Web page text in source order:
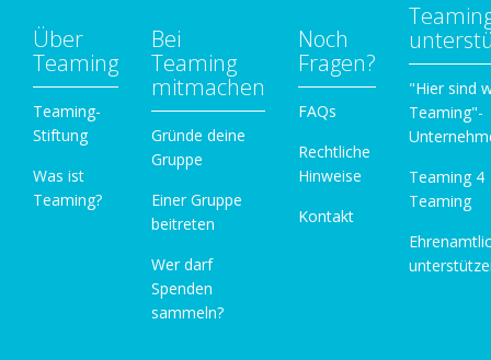
Über
Teaming
Teaming-
Stiftung
Was ist
Teaming?
Bei
Teaming
mitmachen
Gründe deine
Gruppe
Einer Gruppe
beitreten
Wer darf
Spenden
sammeln?
Noch
Fragen?
FAQs
Rechtliche
Hinweise
Kontakt
"Hier sind
Teaming"-
Teaming 4
Teaming